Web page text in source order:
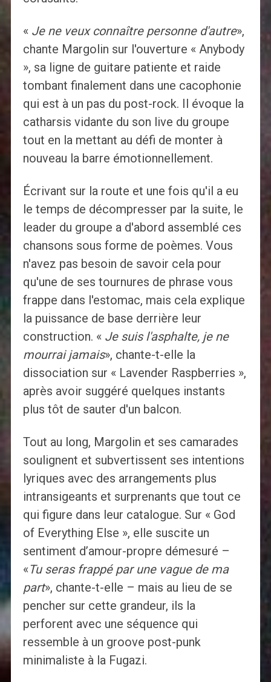
« Je ne veux connaître personne d'autre»,
chante Margolin sur l'ouverture « Anybody
», sa ligne de guitare patiente et raide
tombant finalement dans une cacophonie
qui est à un pas du post-rock. Il évoque la
catharsis vidante du son live du groupe
tout en la mettant au défi de monter à
nouveau la barre émotionnellement.
Écrivant sur la route et une fois qu'il a eu
le temps de décompresser par la suite, le
leader du groupe a d'abord assemblé ces
chansons sous forme de poèmes. Vous
n'avez pas besoin de savoir cela pour
qu'une de ses tournures de phrase vous
frappe dans l'estomac, mais cela explique
la puissance de base derrière leur
construction. « Je suis l'asphalte, je ne
mourrai jamais», chante-t-elle la
dissociation sur « Lavender Raspberries »,
après avoir suggéré quelques instants
plus tôt de sauter d'un balcon.
Tout au long, Margolin et ses camarades
soulignent et subvertissent ses intentions
lyriques avec des arrangements plus
intransigeants et surprenants que tout ce
qui figure dans leur catalogue. Sur « God
of Everything Else », elle suscite un
sentiment d’amour-propre démesuré –
«Tu seras frappé par une vague de ma
part», chante-t-elle – mais au lieu de se
pencher sur cette grandeur, ils la
perforent avec une séquence qui
ressemble à un groove post-punk
minimaliste à la Fugazi.